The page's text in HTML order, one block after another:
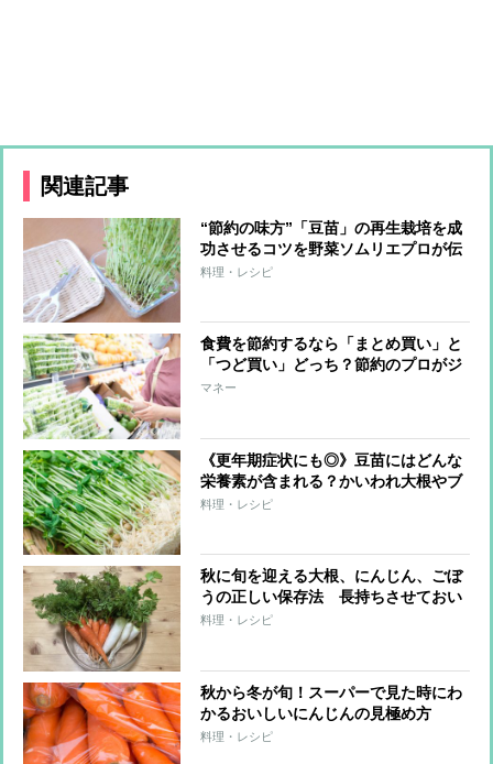
関連記事
“節約の味方”「豆苗」の再生栽培を成
功させるコツを野菜ソムリエプロが伝
授！“再生豆苗”は生食がおすすめ
料理・レシピ
食費を節約するなら「まとめ買い」と
「つど買い」どっち？節約のプロがジ
ャッジ
マネー
《更年期症状にも◎》豆苗にはどんな
栄養素が含まれる？かいわれ大根やブ
ロッコリースプラウトとの違いは？野
料理・レシピ
秋に旬を迎える大根、にんじん、ごぼ
うの正しい保存法 長持ちさせておい
しく食べるポイントを野菜ソムリエが
料理・レシピ
秋から冬が旬！スーパーで見た時にわ
かるおいしいにんじんの見極め方
料理・レシピ